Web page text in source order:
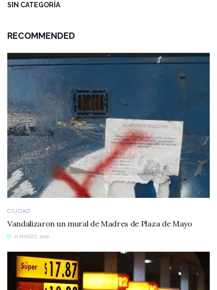
SIN CATEGORÍA
RECOMMENDED
CIUDAD
Vandalizaron un mural de Madres de Plaza de Mayo
11 MARZO, 2020